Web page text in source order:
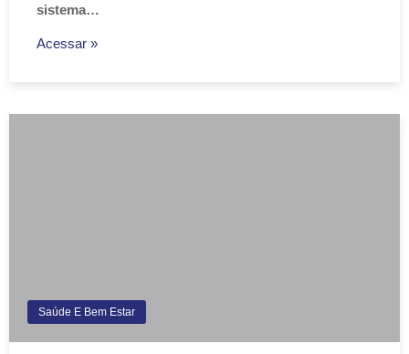
sistema…
Acessar »
Saúde E Bem Estar